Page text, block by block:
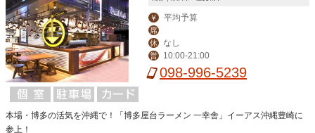
￥ 平均予算
席
休
なし
営 10:00-21:00
098-996-5239
本場・博多の活気を沖縄で！「博多屋台ラーメン 一幸舎」イーアス沖縄豊崎に
参上！